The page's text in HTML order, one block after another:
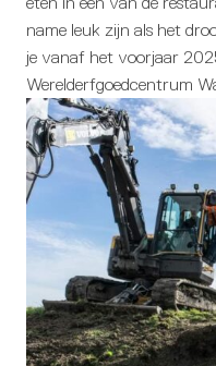
name leuk zijn als het
je vanaf het voorjaar
Werelderfgoedcentrum